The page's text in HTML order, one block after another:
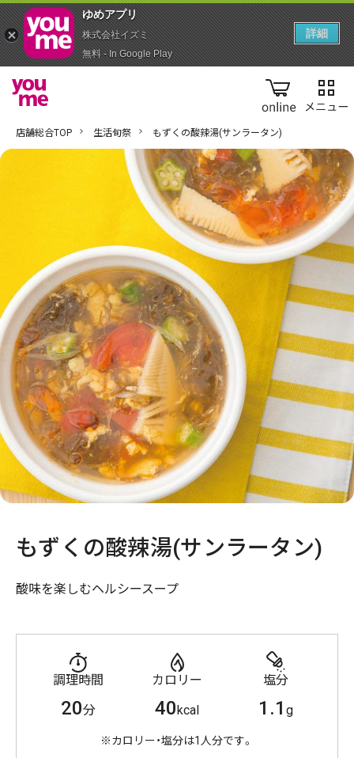
online
店舗総合TOP 生活旬祭 もずくの酸辣湯(サンラータン)
もずくの酸辣湯(サンラータン)
酸味を楽しむヘルシースープ
調理時間
20分
カロリー
40kcal
塩分
1.1g
※カロリー・塩分は1人分です。
ゆめアプ‪リ‬
株式会社イズミ
無料 - In Google Play
詳細